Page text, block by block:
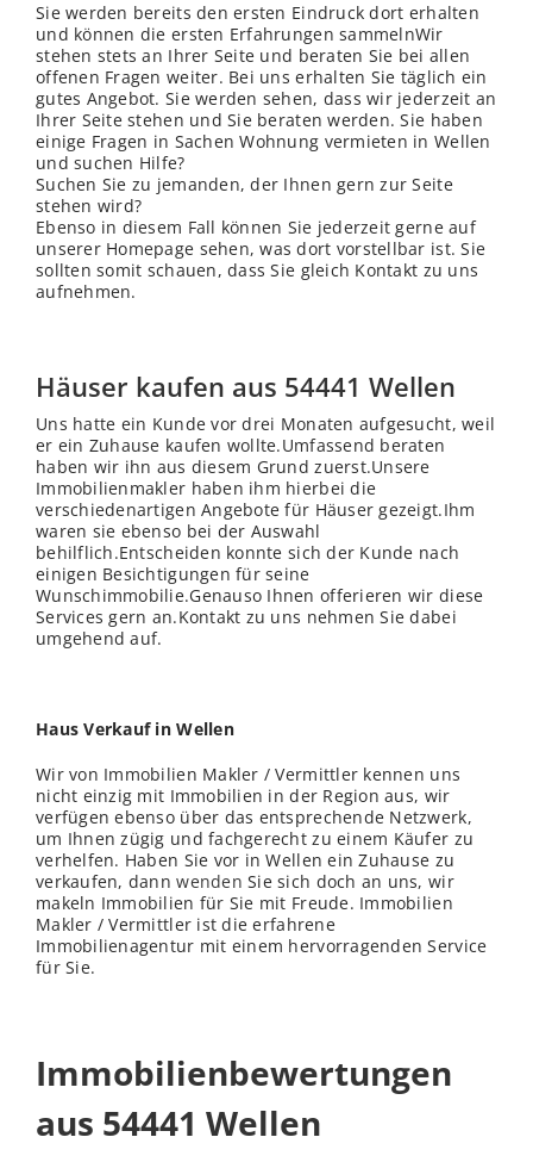
Sie werden bereits den ersten Eindruck dort erhalten
und können die ersten Erfahrungen sammelnWir
stehen stets an Ihrer Seite und beraten Sie bei allen
offenen Fragen weiter. Bei uns erhalten Sie täglich ein
gutes Angebot. Sie werden sehen, dass wir jederzeit an
Ihrer Seite stehen und Sie beraten werden. Sie haben
einige Fragen in Sachen Wohnung vermieten in Wellen
und suchen Hilfe?
Suchen Sie zu jemanden, der Ihnen gern zur Seite
stehen wird?
Ebenso in diesem Fall können Sie jederzeit gerne auf
unserer Homepage sehen, was dort vorstellbar ist. Sie
sollten somit schauen, dass Sie gleich Kontakt zu uns
aufnehmen.
Häuser kaufen aus 54441 Wellen
Uns hatte ein Kunde vor drei Monaten aufgesucht, weil
er ein Zuhause kaufen wollte.Umfassend beraten
haben wir ihn aus diesem Grund zuerst.Unsere
Immobilienmakler haben ihm hierbei die
verschiedenartigen Angebote für Häuser gezeigt.Ihm
waren sie ebenso bei der Auswahl
behilflich.Entscheiden konnte sich der Kunde nach
einigen Besichtigungen für seine
Wunschimmobilie.Genauso Ihnen offerieren wir diese
Services gern an.Kontakt zu uns nehmen Sie dabei
umgehend auf.
Haus Verkauf in Wellen
Wir von Immobilien Makler / Vermittler kennen uns
nicht einzig mit Immobilien in der Region aus, wir
verfügen ebenso über das entsprechende Netzwerk,
um Ihnen zügig und fachgerecht zu einem Käufer zu
verhelfen. Haben Sie vor in Wellen ein Zuhause zu
verkaufen, dannwenden Sie sich doch an uns, wir
makeln Immobilien für Sie mit Freude. Immobilien
Makler / Vermittler ist die erfahrene
Immobilienagentur mit einem hervorragenden Service
für Sie.
Immobilienbewertungen
aus 54441 Wellen